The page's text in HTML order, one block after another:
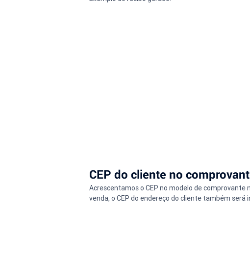
CEP do cliente no
Acrescentamos o CEP no modelo de
venda, o CEP do endereço do cliente também será